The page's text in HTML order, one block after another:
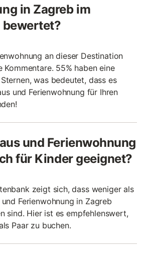
in Zagreb im
an dieser Destination
Kommentare. 55% haben eine
was bedeutet, dass es
und Ferienwohnung für Ihren
und Ferienwohnung
für Kinder geeignet?
zeigt sich, dass weniger als
und Ferienwohnung in Zagreb
sind. Hier ist es empfehlenswert,
Paar zu buchen.